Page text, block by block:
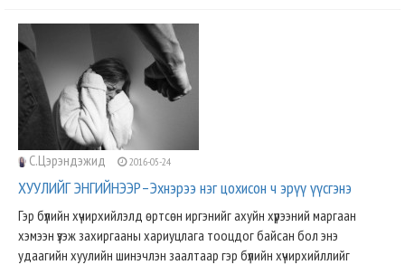
С.Цэрэндэжид 2016-05-24
ХУУЛИЙГ ЭНГИЙНЭЭР–Эхнэрээ нэг цохисон ч эрүү үүсгэнэ
Гэр бүлийн хүчирхийлэлд өртсөн иргэнийг ахуйн хүрээний маргаан
хэмээн үзэж захиргааны хариуцлага тооцдог байсан бол энэ
удаагийн хуулийн шинэчлэн заалтаар гэр бүлийн хүчирхийллийг